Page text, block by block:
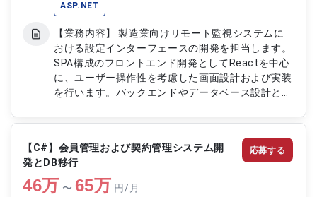
ASP.NET
【業務内容】 製造業向けリモート監視システムに
おける設定インターフェースの開発を担当します。
SPA構成のフロントエンド開発としてReactを中心
に、ユーザー操作性を考慮した画面設計および実装
を行います。バックエンドやデータベース設計とも
す。 【作業内容】 ・Reactを用いたSPAフロント
エンド開発 ・JavaScriptおよびTypeScriptによる
機能実装 ・Dockerを用いた開発環境構築および運
用 ・C#（ASP.NETCore）によるWebAPI開発連携
・テストコードの実装およびRDB設計対応
【C#】会員管理および契約管理システム開
発とDB移行
46万 〜 65万 円/月
応募する